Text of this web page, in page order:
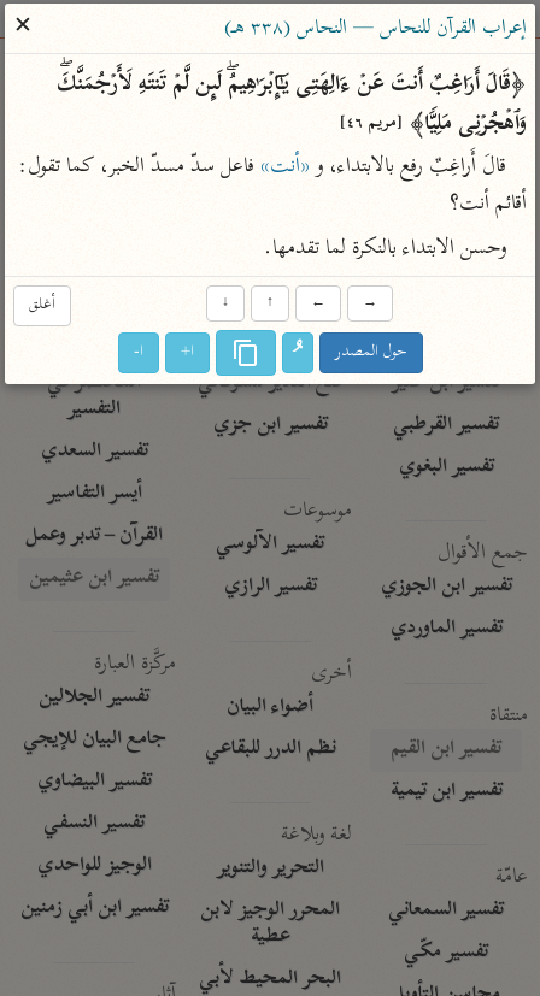
ساهم معنا في نشر القرآن والعلم الشرعي
الباحث القرآني
بحث تفسير علوم مصاحف
Type 2 or more characters for results.
Type 1 or more
characters for results.
تفسير الطبري
تفسير ابن كثير
تفسير القرطبي
تفسير البغوي
جمع الأقوال
تفسير ابن الجوزي
تفسير الماوردي
منتقاة
تفسير ابن القيم
تفسير ابن تيمية
عامّة
تفسير السمعاني
تفسير مكّي
عامّة
فتح البيان للقنوجي
فتح القدير للشوكاني
تفسير ابن جزي
موسوعات
تفسير الآلوسي
تفسير الرازي
أخرى
أضواء البيان
نظم الدرر للبقاعي
لغة وبلاغة
التحرير والتنوير
المحرر الوجيز لابن
عطية
البحر المحيط لأبي
الميسر
المختصر في
التفسير
تفسير السعدي
أيسر التفاسير
القرآن – تدبر وعمل
تفسير ابن عثيمين
مركَّزة العبارة
تفسير الجلالين
جامع البيان للإيجي
تفسير البيضاوي
تفسير النسفي
الوجيز للواحدي
تفسير ابن أبي زمنين
إعراب القرآن للنحاس — النحاس (٣٣٨ هـ)
✕
وَٱهۡجُرۡنِی مَلِیࣰّا﴾ [مريم ٤٦]
قالَ أَراغِبٌ رفع بالابتداء، و «أنت»
أقائم أنت؟
وحسن الابتداء بالنكرة لما تقدمها.
أغلق →
←
↑
↓
حول المصدر ا+ ا-